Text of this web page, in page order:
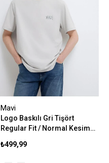
Mavi
Logo Baskılı Gri Tişört
Regular Fit / Normal Kesim
₺499,99